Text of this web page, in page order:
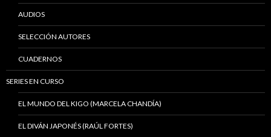
AUDIOS
SELECCIÓN AUTORES
CUADERNOS
SERIES EN CURSO
EL MUNDO DEL KIGO (MARCELA CHANDÍA)
EL DIVÁN JAPONÉS (RAÚL FORTES)